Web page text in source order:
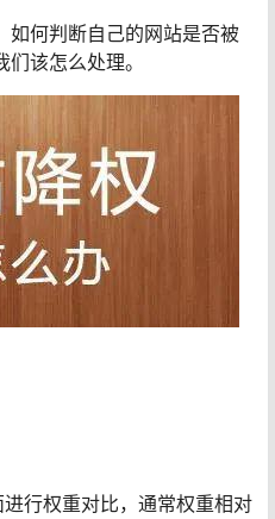
如何判断自己的网站是否被
该怎么处理。
行权重对比，通常权重相对